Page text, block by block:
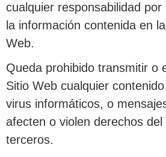
cualquier responsabilidad
la información contenida en
Web.
Queda prohibido transmitir o
Sitio Web cualquier
virus informáticos, o
afecten o violen derechos del
terceros.